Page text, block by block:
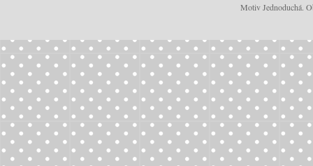
Motiv Jednoduchá.